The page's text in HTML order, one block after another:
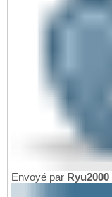
Envoyé par Ryu2000